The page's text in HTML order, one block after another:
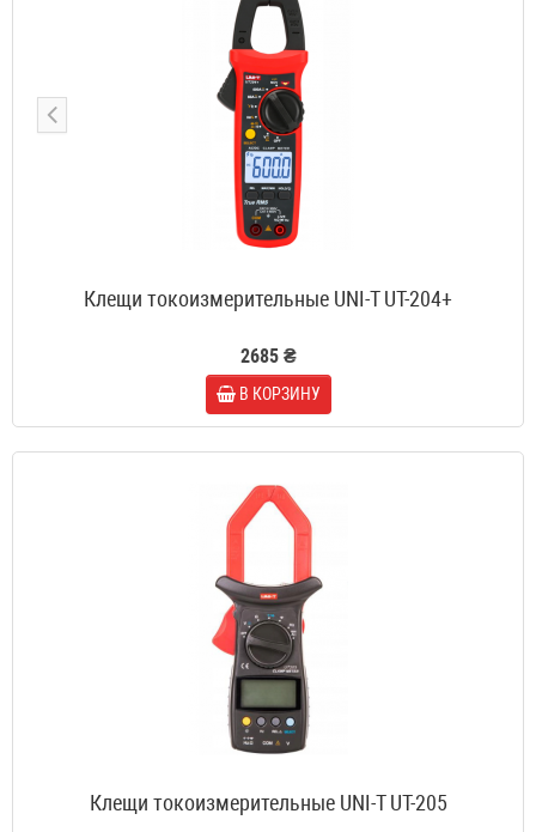
Клещи токоизмерительные UNI-T UT-204+
2685 ₴
В КОРЗИНУ
Клещи токоизмерительные UNI-T UT-205